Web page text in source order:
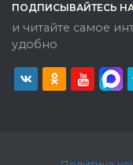
ПОДПИСЫВАЙТЕСЬ
и читайте самое
удобно